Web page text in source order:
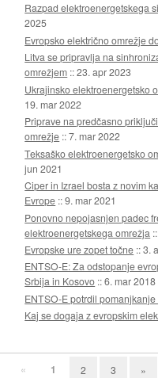
Razpad elektroenergetskega
2025
Evropsko električno omrežje
Litva se pripravlja na
omrežjem ::23. apr 2023
Ukrajinsko elektroenergetsko
19. mar 2022
Priprave na predčasno
omrežje ::7. mar 2022
Teksaško elektroenergetsko
jun 2021
Ciper in Izrael bosta z novim
Evrope ::9. mar 2021
Ponovno nepojasnjen padec
elektroenergetskega omrežja ::
Evropske ure zopet točne ::3.
ENTSO-E: Za odstopanje
Srbija in Kosovo ::6. mar 2018
ENTSO-E potrdil
Kaj se dogaja z evropskim
« 1 2 3 »